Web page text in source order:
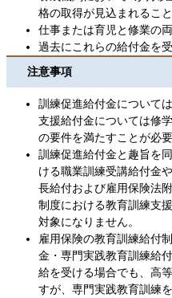
格の取得が見込まれること
仕事または育児と修業の
過去にこれらの給付金を
注意事項
訓練促進給付金について
支援給付金については修
の要件を満たすことが必要
訓練促進給付金と趣旨を
ける職業訓練受講給付金
長給付および雇用保険法
制度における教育訓練支
対象になりません。
雇用保険の教育訓練給付
金・専門実践教育訓練給
給を受ける場合でも、高
すが、専門実践教育訓練